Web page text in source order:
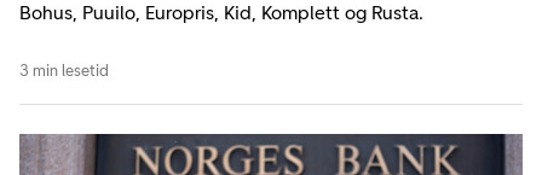
Bohus, Puuilo, Europris, Kid, Komplett og Rusta.
3 min lesetid